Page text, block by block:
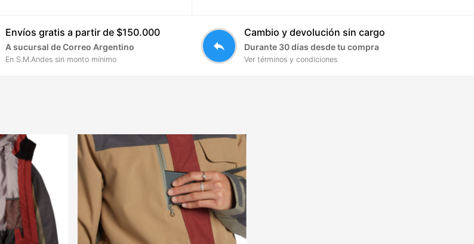
Envíos gratis a partir de $150.000
A sucursal de Correo Argentino
En S.M.Andes sin monto mínimo
reply
Cambio y devolución sin cargo
Durante 30 días desde tu compra
Ver términos y condiciones